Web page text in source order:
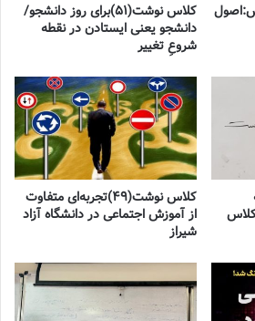
درس:اصول
کلاس نوشت(۵۱)برای روز دانشجو/
دانشجو یعنی ایستادن در نقطه
شروعِ تغییر
کلاس نوشت(۴۹)تجربه‌ای متفاوت
از آموزش اجتماعی در دانشگاه آزاد
شیراز